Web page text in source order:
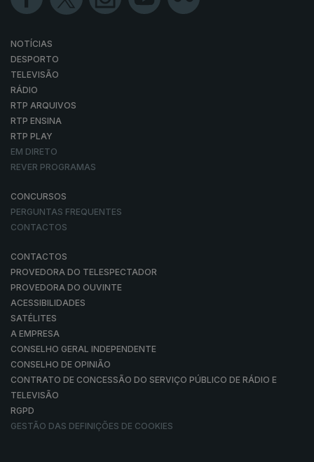
NOTÍCIAS
DESPORTO
TELEVISÃO
RÁDIO
RTP ARQUIVOS
RTP ENSINA
RTP PLAY
EM DIRETO
REVER PROGRAMAS
CONCURSOS
PERGUNTAS FREQUENTES
CONTACTOS
CONTACTOS
PROVEDORA DO TELESPECTADOR
PROVEDORA DO OUVINTE
ACESSIBILIDADES
SATÉLITES
A EMPRESA
CONSELHO GERAL INDEPENDENTE
CONSELHO DE OPINIÃO
CONTRATO DE CONCESSÃO DO SERVIÇO PÚBLICO DE RÁDIO E
TELEVISÃO
RGPD
GESTÃO DAS DEFINIÇÕES DE COOKIES